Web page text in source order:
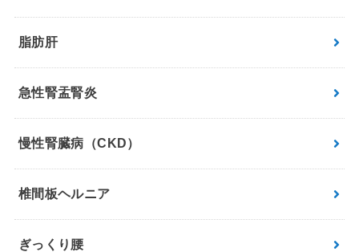
脂肪肝
急性腎盂腎炎
慢性腎臓病（CKD）
椎間板ヘルニア
ぎっくり腰